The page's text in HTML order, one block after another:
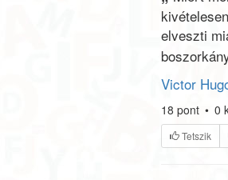
elveszti
Victor
18 pont • 0
Tetszik